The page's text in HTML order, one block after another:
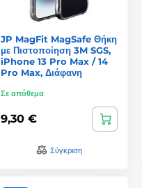
JP MagFit MagSafe Θήκη
με Πιστοποίηση 3M SGS,
iPhone 13 Pro Max / 14
Pro Max, Διάφανη
Σε απόθεμα
9,30 €
Σύγκριση